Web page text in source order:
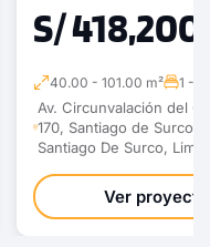
S/ 418,200
40.00 - 101.00 m² 1 - 3
Av. Circunvalación del
170, Santiago de Surco
Santiago De Surco, Lima
Ver proyecto